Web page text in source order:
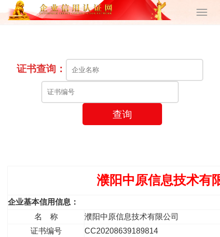
证书查询：
查询
濮阳中原信息技术有
企业基本信用信息：
名 称
濮阳中原信息技术有限公司
证书编号
CC20208639189814